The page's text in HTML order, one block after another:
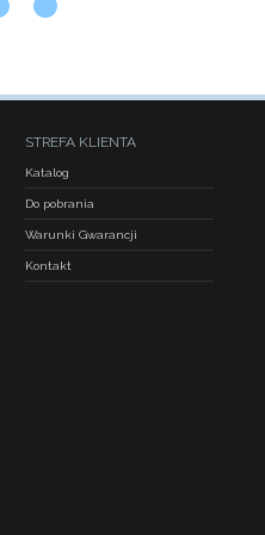
STREFA KLIENTA
Katalog
Do pobrania
Warunki Gwarancji
Kontakt